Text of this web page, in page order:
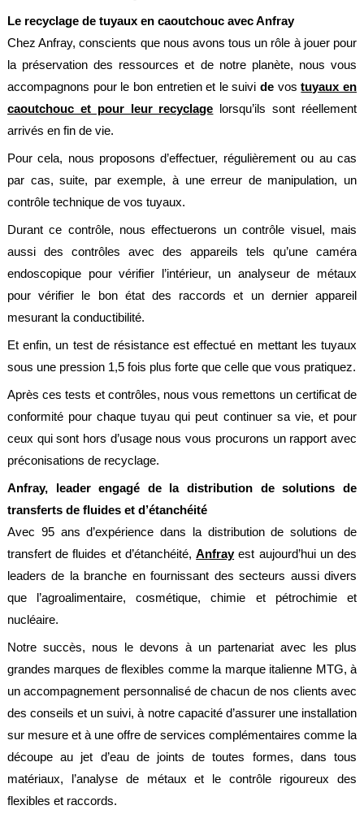
et
centrales
béton
Brasseries
utilitaires
Nucléaire
/
Viticulture
Chimie
et
Pétrochimie
/
Ferroviaire
Maintenance
La
Domaines
d'activité
Nos
engagements
Conditions
de
Actualités
Anfray
Support
Tutoriels
techniques
Le recyclage de tuyaux en caoutchouc avec Anfray
Chez Anfray, conscients que nous avons tous un rôle à jouer pour
la préservation des ressources et de notre planète, nous vous
accompagnons pour le bon entretien et le suivide vostuyaux en
caoutchouc et pour leur recyclage lorsqu’ils sont réellement
arrivés en fin de vie.
Pour cela, nous proposons d’effectuer, régulièrement ou au cas
par cas, suite, par exemple, à une erreur de manipulation, un
contrôle technique de vos tuyaux.
Durant ce contrôle, nous effectuerons un contrôle visuel, mais
aussi des contrôles avec des appareils tels qu’une caméra
endoscopique pour vérifier l’intérieur, un analyseur de métaux
pour vérifier le bon état des raccords et un dernier appareil
mesurant la conductibilité.
Et enfin, un test de résistance est effectué en mettant les tuyaux
sous une pression 1,5 fois plus forte que celle que vous pratiquez.
Après ces tests et contrôles, nous vous remettons un certificat de
conformité pour chaque tuyau qui peut continuer sa vie, et pour
ceux qui sont hors d’usage nous vous procurons un rapport avec
préconisations de recyclage.
Anfray, leader engagé de la distribution de solutions de
transferts de fluides et d’étanchéité
Avec 95 ans d’expérience dans la distribution de solutions de
transfert de fluides et d’étanchéité,Anfrayest aujourd’hui un des
leaders de la branche en fournissant des secteurs aussi divers
que l’agroalimentaire, cosmétique, chimie et pétrochimie et
nucléaire.
Notre succès, nous le devons à un partenariat avec les plus
grandes marques de flexibles comme la marque italienne MTG, à
un accompagnement personnalisé de chacun de nos clients avec
des conseils et un suivi, à notre capacité d’assurer une installation
sur mesure et à une offre de services complémentaires comme la
découpe au jet d’eau de joints de toutes formes, dans tous
matériaux, l’analyse de métaux et le contrôle rigoureux des
flexibles et raccords.